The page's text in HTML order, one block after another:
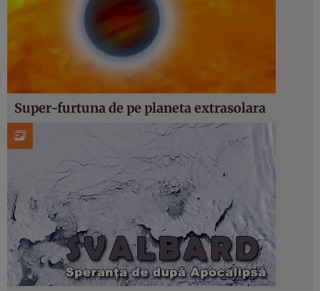
Super-furtuna de pe planeta extrasolara